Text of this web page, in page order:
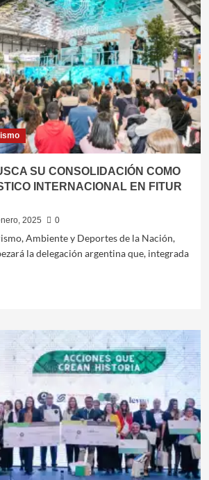
SU CONSOLIDACIÓN COMO
INTERNACIONAL EN FITUR
2025 0
Ambiente y Deportes de la Nación,
la delegación argentina que, integrada